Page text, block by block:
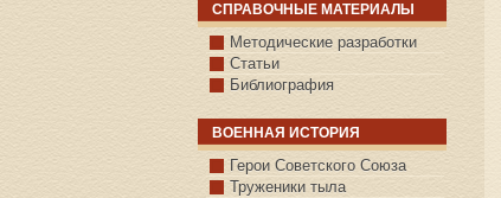
СПРАВОЧНЫЕ МАТЕРИАЛЫ
Методические разработки
Статьи
Библиография
ВОЕННАЯ ИСТОРИЯ
С.КАЗАНСКОЕ
Герои Советского Союза
Труженики тыла